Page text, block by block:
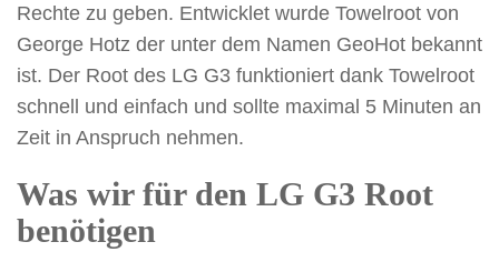
Rechte zu geben. Entwicklet wurde Towelroot von
George Hotz der unter dem Namen GeoHot bekannt
ist. Der Root des LG G3 funktioniert dank Towelroot
schnell und einfach und sollte maximal 5 Minuten an
Zeit in Anspruch nehmen.
Was wir für den LG G3 Root
benötigen